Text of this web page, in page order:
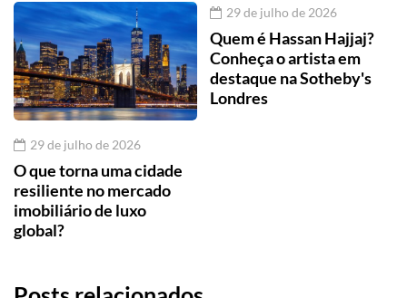
29 de julho de 2026
O que torna uma cidade
resiliente no mercado
imobiliário de luxo
global?
29 de julho de 2026
Quem é Hassan Hajjaj?
Conheça o artista em
destaque na Sotheby's
Londres